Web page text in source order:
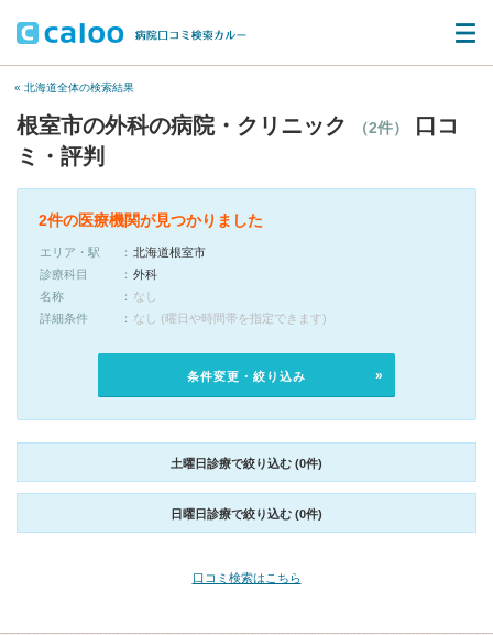
« 北海道全体の検索結果
根室市の外科の病院・クリニック （2件）
口コ
ミ・評判
2件の医療機関が見つかりました
エリア・駅
北海道根室市
診療科目
外科
名称
なし
詳細条件
なし (曜日や時間帯を指定できます)
条件変更・絞り込み
土曜日診療で絞り込む (0件)
日曜日診療で絞り込む (0件)
口コミ検索はこちら